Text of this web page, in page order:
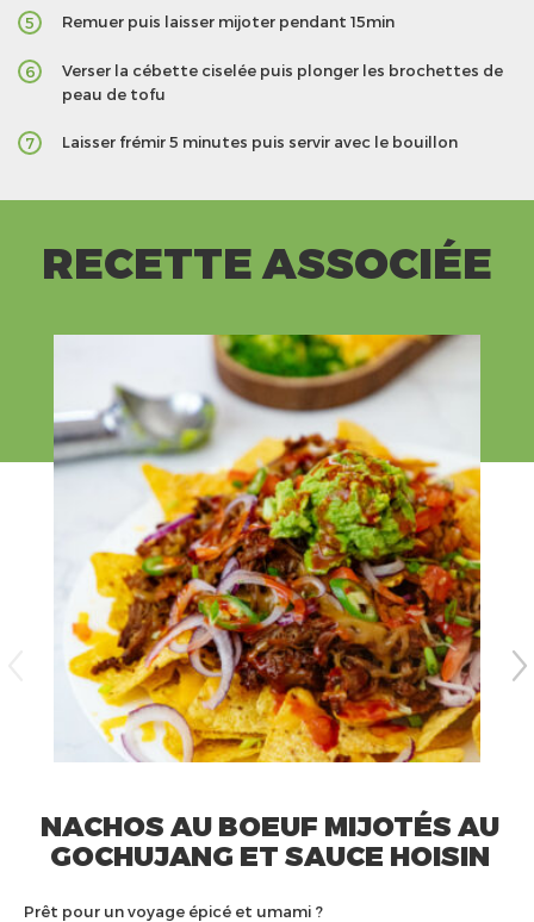
5 Remuer puis laisser mijoter pendant 15min
6
Verser la cébette ciselée puis plonger les brochettes de
peau de tofu
7 Laisser frémir 5 minutes puis servir avec le bouillon
RECETTE ASSOCIÉE
NACHOS AU BOEUF MIJOTÉS AU
GOCHUJANG ET SAUCE HOISIN
Prêt pour un voyage épicé et umami ?